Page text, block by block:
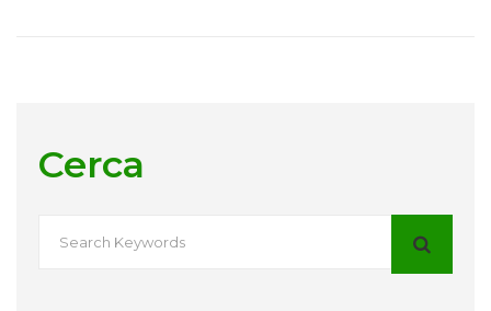
Cerca